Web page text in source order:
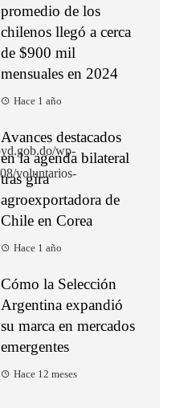
promedio de los
chilenos llegó a cerca
de $900 mil
mensuales en 2024
Hace 1 año
Avances destacados
en la agenda bilateral
tras gira
agroexportadora de
Chile en Corea
Hace 1 año
Cómo la Selección
Argentina expandió
su marca en mercados
emergentes
Hace 12 meses